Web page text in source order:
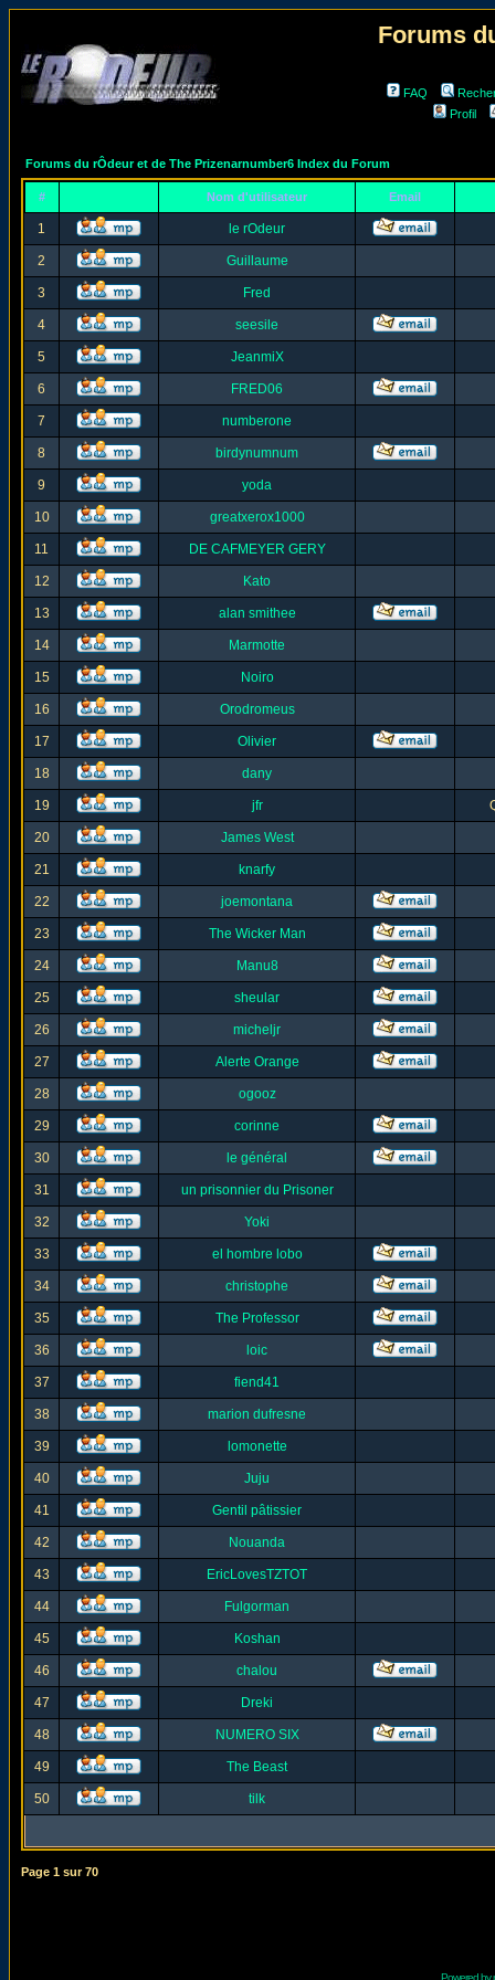
Forums
FAQ
Profil
Forums du rÔdeur et de The Prizenarnumber6 Index du Forum
# Nom d'utilisateur Email
1 le rOdeur
2 Guillaume
3 Fred
4 seesile
5 JeanmiX
6 FRED06
7 numberone
8 birdynumnum
9 yoda
10 greatxerox1000
11 DE CAFMEYER GERY
12 Kato
13 alan smithee
14 Marmotte
15 Noiro
16 Orodromeus
17 Olivier
18 dany
19 jfr
20 James West
21 knarfy
22 joemontana
23 The Wicker Man
24 Manu8
25 sheular
26 micheljr
27 Alerte Orange
28 ogooz
29 corinne
30 le général
31 un prisonnier du Prisoner
32 Yoki
33 el hombre lobo
34 christophe
35 The Professor
36 loic
37 fiend41
38 marion dufresne
39 lomonette
40 Juju
41 Gentil pâtissier
42 Nouanda
43 EricLovesTZTOT
44 Fulgorman
45 Koshan
46 chalou
47 Dreki
48 NUMERO SIX
49 The Beast
50 tilk
Page 1 sur70
Powered by